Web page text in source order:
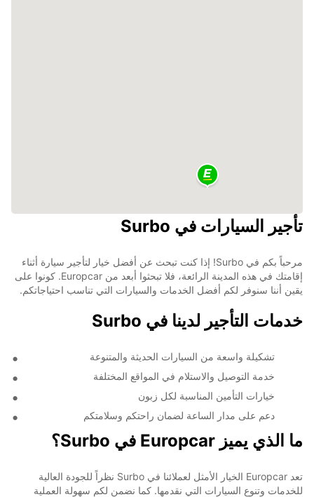
تأجير السيارات في Surbo
مرحباً بكم في Surbo! إذا كنت تبحث عن أفضل خيار لتأجير سيارة أثناء
إقامتك في هذه المدينة الرائعة، فلا تبحثوا أبعد من Europcar. كونوا على
يقين أننا سنوفر لكم أفضل الخدمات والسيارات التي تناسب احتياجاتكم.
خدمات التأجير لدينا في Surbo
تشكيلة واسعة من السيارات الحديثة والمتنوعة
خدمة التوصيل والاستلام في المواقع المختلفة
خيارات التأمين المناسبة لكل زبون
دعم على مدار الساعة لضمان راحتكم وسلامتكم
ما الذي يميز Europcar في Surbo؟
تعد Europcar الخيار الأمثل لعملائنا في Surbo نظراً للجودة العالية
للخدمات وتنوع السيارات التي نقدمها. كما نضمن لكم سهولة العملية